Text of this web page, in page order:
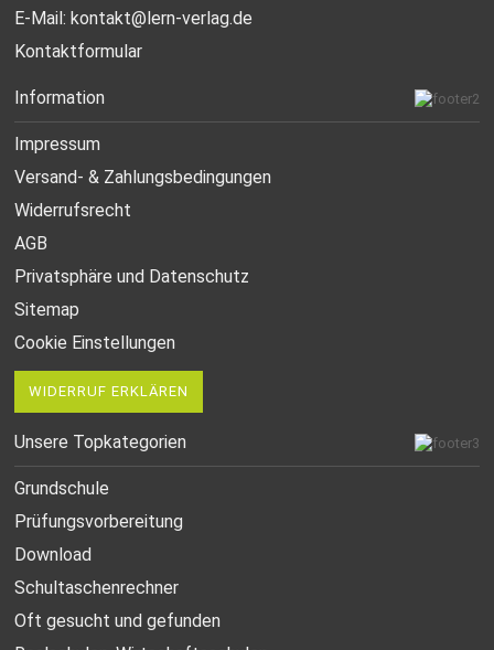
E-Mail:kontakt@lern-verlag.de
Kontaktformular
Information
Impressum
Versand- & Zahlungsbedingungen
Widerrufsrecht
AGB
Privatsphäre und Datenschutz
Sitemap
Cookie Einstellungen
WIDERRUF ERKLÄREN
Unsere Topkategorien
Grundschule
Prüfungsvorbereitung
Download
Schultaschenrechner
Oft gesucht und gefunden